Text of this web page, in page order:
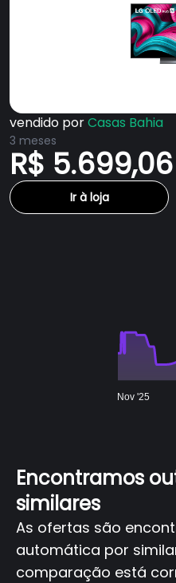
vendido porCasas Bahia
3 meses
R$ 5.699,06
Ir à loja
Nov '25
Encontramos
similares
As ofertas são
automática por
comparação está